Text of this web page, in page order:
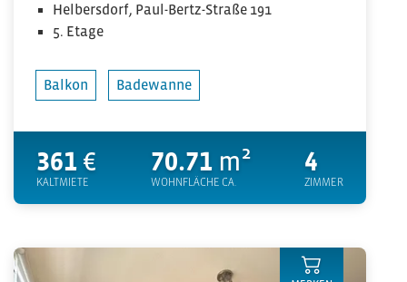
Helbersdorf, Paul-Bertz-Straße 191
5. Etage
Balkon Badewanne
361 €
KALTMIETE
70.71 m²
WOHNFLÄCHE CA.
4
ZIMMER